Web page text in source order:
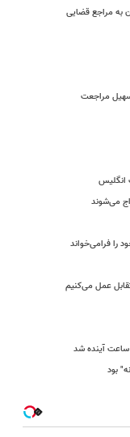
به مراجع قضایی
مراجعت
انگلیس
می‌شوند
را فرامی‌خواند
عمل می‌کنیم
بود